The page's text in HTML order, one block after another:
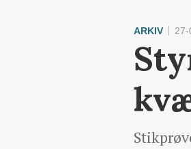
ARKIV